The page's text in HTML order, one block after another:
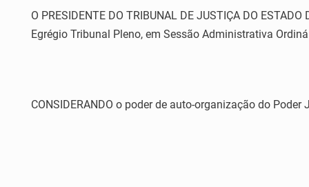
O PRESIDENTE DO TRIBUNAL DE JUSTIÇA DO
Egrégio Tribunal Pleno, em Sessão Administrativa
CONSIDERANDO o poder de auto-organização do